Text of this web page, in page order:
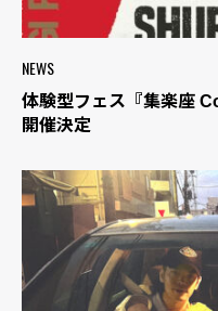
NEWS
体験型フェス『集楽座
開催決定